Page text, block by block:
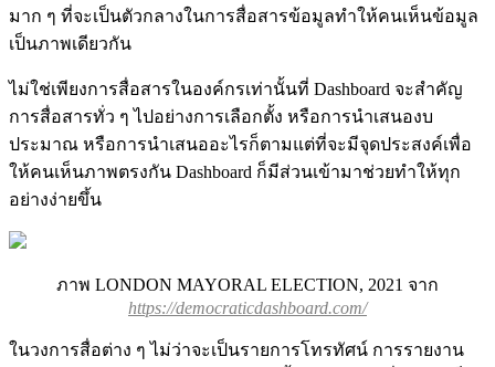
มาก ๆ ที่จะเป็นตัวกลางในการสื่อสารข้อมูลทำให้คนเห็นข้อมูล
เป็นภาพเดียวกัน
ไม่ใช่เพียงการสื่อสารในองค์กรเท่านั้นที่ Dashboard จะสำคัญ
การสื่อสารทั่ว ๆ ไปอย่างการเลือกตั้ง หรือการนำเสนองบ
ประมาณ หรือการนำเสนออะไรก็ตามแต่ที่จะมีจุดประสงค์เพื่อ
ให้คนเห็นภาพตรงกัน Dashboard ก็มีส่วนเข้ามาช่วยทำให้ทุก
อย่างง่ายขึ้น
ภาพ LONDON MAYORAL ELECTION, 2021 จาก
https://democraticdashboard.com/
ในวงการสื่อต่าง ๆ ไม่ว่าจะเป็นรายการโทรทัศน์ การรายงาน